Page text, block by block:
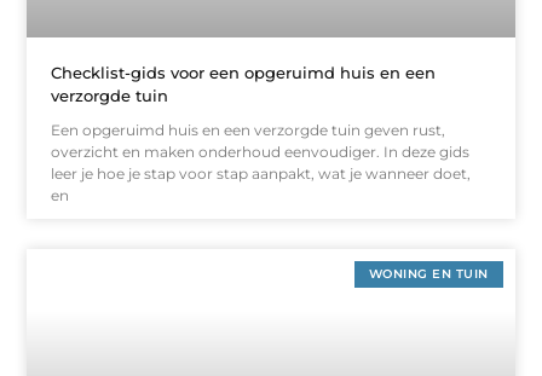
Checklist-gids voor een opgeruimd huis en een
verzorgde tuin
Een opgeruimd huis en een verzorgde tuin geven rust,
overzicht en maken onderhoud eenvoudiger. In deze gids
leer je hoe je stap voor stap aanpakt, wat je wanneer doet,
en
WONING EN TUIN